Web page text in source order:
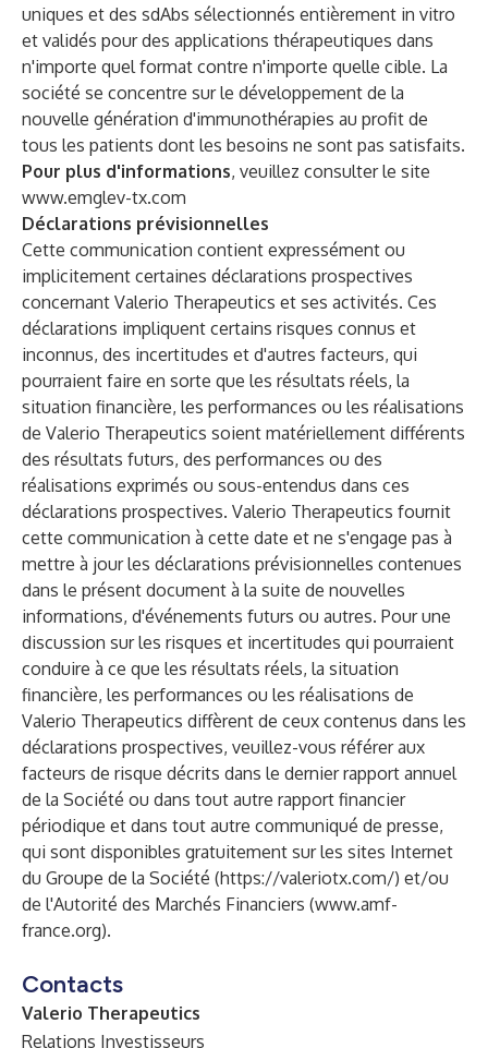
uniques et des sdAbs sélectionnés entièrement in vitro
et validés pour des applications thérapeutiques dans
n'importe quel format contre n'importe quelle cible. La
société se concentre sur le développement de la
nouvelle génération d'immunothérapies au profit de
tous les patients dont les besoins ne sont pas satisfaits.
Pour plus d'informations, veuillez consulter le site
www.emglev-tx.com
Déclarations prévisionnelles
Cette communication contient expressément ou
implicitement certaines déclarations prospectives
concernant Valerio Therapeutics et ses activités. Ces
déclarations impliquent certains risques connus et
inconnus, des incertitudes et d'autres facteurs, qui
pourraient faire en sorte que les résultats réels, la
situation financière, les performances ou les réalisations
de Valerio Therapeutics soient matériellement différents
des résultats futurs, des performances ou des
réalisations exprimés ou sous-entendus dans ces
déclarations prospectives. Valerio Therapeutics fournit
cette communication à cette date et ne s'engage pas à
mettre à jour les déclarations prévisionnelles contenues
dans le présent document à la suite de nouvelles
informations, d'événements futurs ou autres. Pour une
discussion sur les risques et incertitudes qui pourraient
conduire à ce que les résultats réels, la situation
financière, les performances ou les réalisations de
Valerio Therapeutics diffèrent de ceux contenus dans les
déclarations prospectives, veuillez-vous référer aux
facteurs de risque décrits dans le dernier rapport annuel
de la Société ou dans tout autre rapport financier
périodique et dans tout autre communiqué de presse,
qui sont disponibles gratuitement sur les sites Internet
du Groupe de la Société (https://valeriotx.com/) et/ou
de l'Autorité des Marchés Financiers (www.amf-
france.org).
Contacts
Valerio Therapeutics
Relations Investisseurs